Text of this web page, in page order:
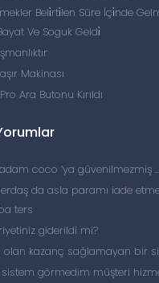
Beli̇rti̇len Süre İçi̇nde
Ve Soguk Geldi̇
Makinası
Ara Butonu Kırıldı
coco ‘ya güvenilmezmiş
da asla paramı iade
ters
giderildi mi?
kazanç sağlamayan bir
görmedim müşteri